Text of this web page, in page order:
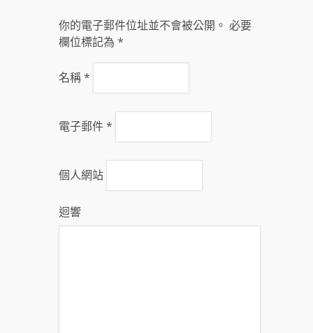
你的電子郵件位址並不會被公開。 必要
欄位標記為 *
名稱*
電子郵件*
個人網站
迴響